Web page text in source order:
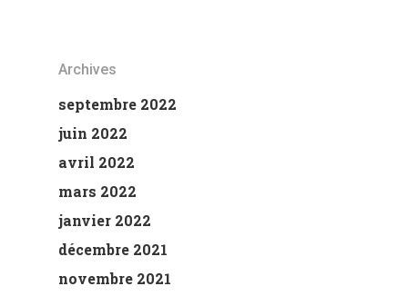
Archives
septembre 2022
juin 2022
avril 2022
mars 2022
janvier 2022
décembre 2021
novembre 2021